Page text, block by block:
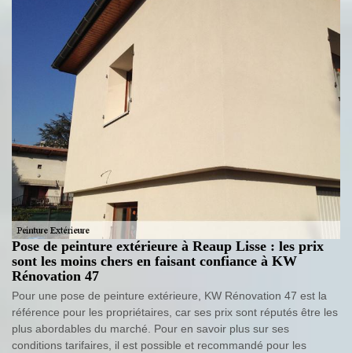
Pose de peinture extérieure à Reaup Lisse : les prix
sont les moins chers en faisant confiance à KW
Rénovation 47
Pour une pose de peinture extérieure, KW Rénovation 47 est la
référence pour les propriétaires, car ses prix sont réputés être les
plus abordables du marché. Pour en savoir plus sur ses
conditions tarifaires, il est possible et recommandé pour les